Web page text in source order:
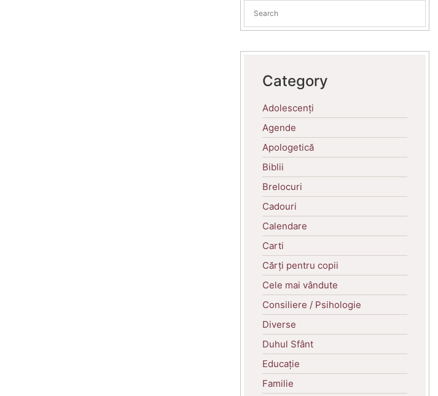
Category
Adolescenți
Agende
Apologetică
Biblii
Brelocuri
Cadouri
Calendare
Carti
Cărți pentru copii
Cele mai vândute
Consiliere / Psihologie
Diverse
Duhul Sfânt
Educație
Familie